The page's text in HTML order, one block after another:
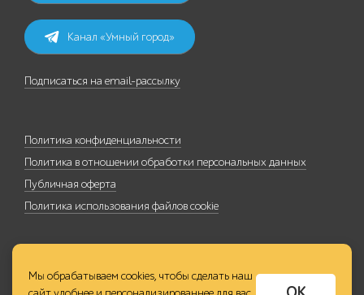
Канал «Умный город»
Подписаться на email-рассылку
Политика конфиденциальности
Политика в отношении обработки персональных данных
Публичная оферта
Политика использования файлов cookie
Мы обрабатываем cookies, чтобы сделать наш